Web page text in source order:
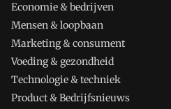
Economie & bedrijven
Mensen & loopbaan
Marketing & consument
Voeding & gezondheid
Technologie & techniek
Product & Bedrijfsnieuws